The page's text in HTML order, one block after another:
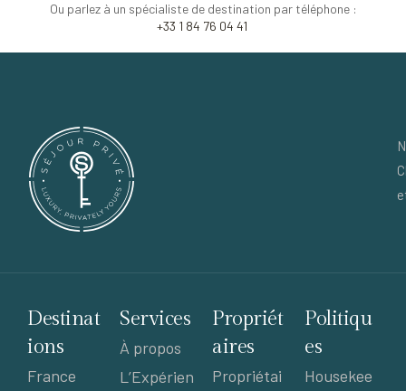
Ou parlez à un spécialiste de destination par téléphone :
+33 1 84 76 04 41
Destinat
ions
France
Services
À propos
L’Expérien
Propriét
aires
Propriétai
Politiqu
es
Housekee